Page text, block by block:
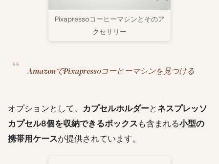
Pixapressoコーヒーマシンとそのア
クセサリー
AmazonでPixapressoコーヒーマシンを見つける
オプションとして、 カプセルホルダーとネスプレッソ
カプセル8個を収納できるボックスも含まれる小型の
携帯用ケースが提供されています。